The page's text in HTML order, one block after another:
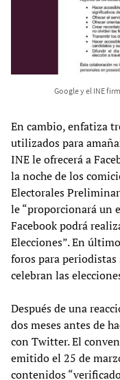
Google y el INE
En cambio, enfatiza
utilizados para
INE le ofrecerá a
la noche de los
Electorales
le “proporcionará un
Facebook podrá
Elecciones”. En
foros para periodistas
celebran las
Después de una
dos meses antes de
con Twitter. El
emitido el 25 de
contenidos